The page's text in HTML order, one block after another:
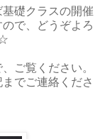
礎クラスの開催
で、どうぞよろ
ご覧ください。
でご連絡くださ